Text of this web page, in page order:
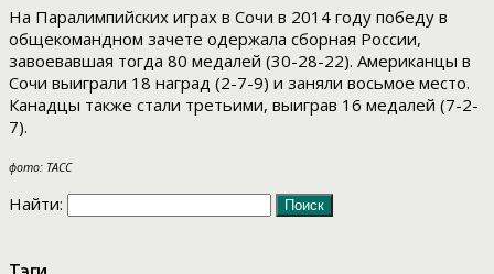
На Паралимпийских играх в Сочи в 2014 году победу в
общекомандном зачете одержала сборная России,
завоевавшая тогда 80 медалей (30-28-22). Американцы в
Сочи выиграли 18 наград (2-7-9) и заняли восьмое место.
Канадцы также стали третьими, выиграв 16 медалей (7-2-
7).
фото: ТАСС
Найти: